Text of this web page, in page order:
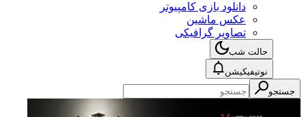
دانلود بازی کامپیوتر
عکس ماشین
تصاویر گرافیکی
حالت شب
نوتیفیکیشن
جستجو